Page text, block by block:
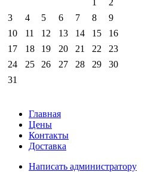
3
4 5 6 7 8
9
10
11 12 13 14 15
16
17
18 19 20 21 22
23
24
25 26 27 28 29
30
31
Главная
Цены
Контакты
Доставка
Написать администратору